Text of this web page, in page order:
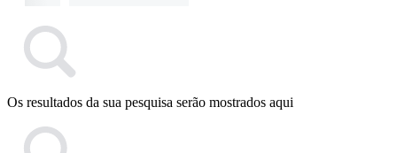
Os resultados da sua pesquisa serão mostrados aqui